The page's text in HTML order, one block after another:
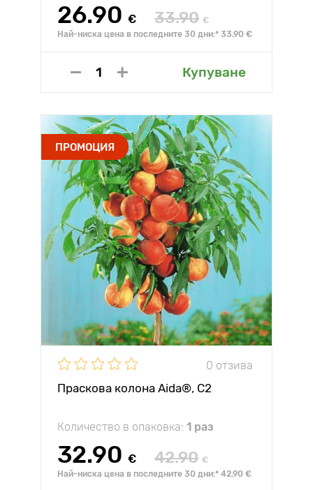
26.90 € 33.90 €
Най-ниска цена в последните 30 дни:* 33.90 €
Купуване
ПРОМОЦИЯ
0 отзива
Праскова колона Aida®, C2
Количество в опаковка: 1 раз
32.90 € 42.90 €
Най-ниска цена в последните 30 дни:* 42.90 €